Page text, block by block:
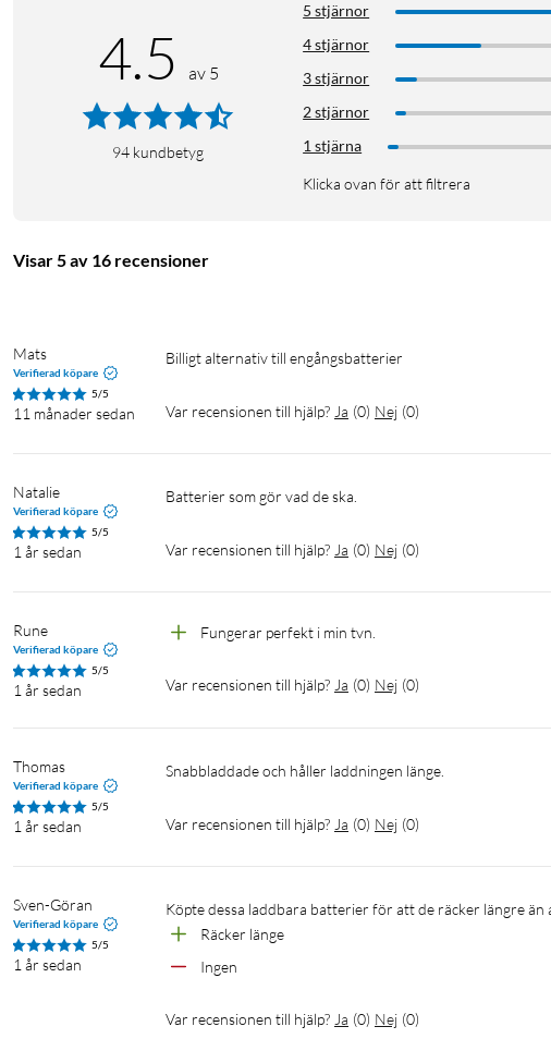
4.5 av 5
94 kundbetyg
5 stjärnor
4 stjärnor
3 stjärnor
2 stjärnor
1 stjärna
Klicka ovan för att filtrera
Visar 5 av 16 recensioner
Mats
Verifierad köpare
5/5
11 månader sedan
Billigt alternativ till engångsbatterier
Var recensionen till hjälp? Ja (0) Nej (0)
Natalie
Verifierad köpare
5/5
1 år sedan
Batterier som gör vad de ska.
Var recensionen till hjälp? Ja (0) Nej (0)
Rune
Verifierad köpare
5/5
1 år sedan
Fungerar perfekt i min tvn.
Var recensionen till hjälp? Ja (0) Nej (0)
Thomas
Verifierad köpare
5/5
1 år sedan
Snabbladdade och håller laddningen länge.
Var recensionen till hjälp? Ja (0) Nej (0)
Sven-Göran
Verifierad köpare
5/5
1 år sedan
Köpte dessa laddbara batterier för att de räcker längre
Räcker länge
Ingen
Var recensionen till hjälp? Ja (0) Nej (0)